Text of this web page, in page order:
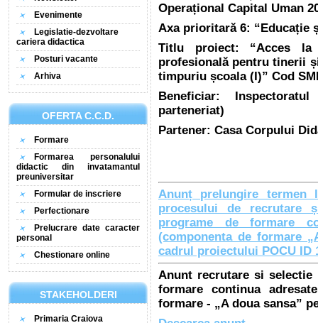
Evenimente
Legislatie-dezvoltare
cariera didactica
Posturi vacante
Arhiva
OFERTA C.C.D.
Formare
Formarea personalului
didactic din invatamantul
preuniversitar
Formular de inscriere
Perfectionare
Prelucrare date caracter
personal
Chestionare online
STAKEHOLDERI
Primaria Craiova
Operațional Capital Uman
Axa prioritară 6: “Educație
Titlu proiect: “Acces la
profesională pentru tinerii
timpuriu școala (I)” Cod
Beneficiar:
parteneriat)
Partener: Casa Corpului
Anunț prelungire termen
procesului de recrutare
programe de formare
(componenta de formare
cadrul proiectului POCU ID
Anunt recrutare si
formare continua
formare - „A doua sansa”